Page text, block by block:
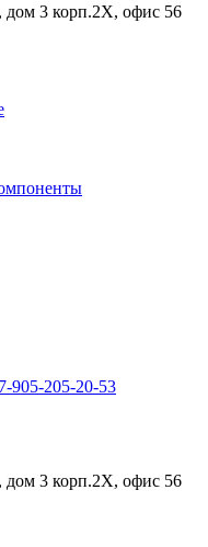
дом 3 корп.2X, офис 56
905-205-20-53
дом 3 корп.2X, офис 56